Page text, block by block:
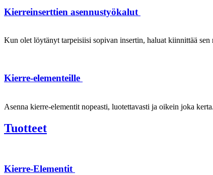
Kierreinserttien asennustyökalut
Kun olet löytänyt tarpeisiisi sopivan insertin, haluat kiinnittää
Kierre-elementeille
Asenna kierre-elementit nopeasti, luotettavasti ja oikein joka
Tuotteet
Kierre-Elementit